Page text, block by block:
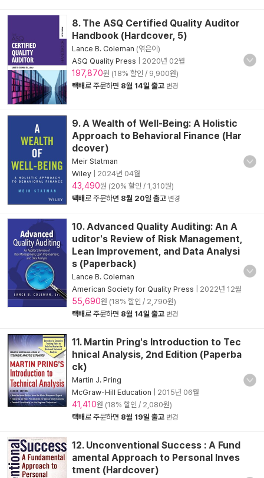
8. The ASQ Certified Quality Auditor
Handbook (Hardcover, 5)
Lance B. Coleman (엮은이)
ASQ Quality Press
2020년 02월
197,870원 (18% 할인 / 9,900원)
택배로 주문하면 8월 14일 출고 변경
9. A Wealth of Well-Being: A Holistic
Approach to Behavioral Finance (Har
dcover)
Meir Statman
Wiley
2024년 04월
43,490원 (20% 할인 / 1,310원)
택배로 주문하면 8월 20일 출고 변경
10. Advanced Quality Auditing: An A
uditor's Review of Risk Management,
Lean Improvement, and Data Analysi
s (Paperback)
Lance B. Coleman
American Society for Quality Press
2022년 12월
55,690원 (18% 할인 / 2,790원)
택배로 주문하면 8월 14일 출고 변경
11. Martin Pring's Introduction to Tec
hnical Analysis, 2nd Edition (Paperba
ck)
Martin J. Pring
McGraw-Hill Education
2015년 06월
41,410원 (18% 할인 / 2,080원)
택배로 주문하면 8월 19일 출고 변경
12. Unconventional Success : A Fund
amental Approach to Personal Inves
tment (Hardcover)